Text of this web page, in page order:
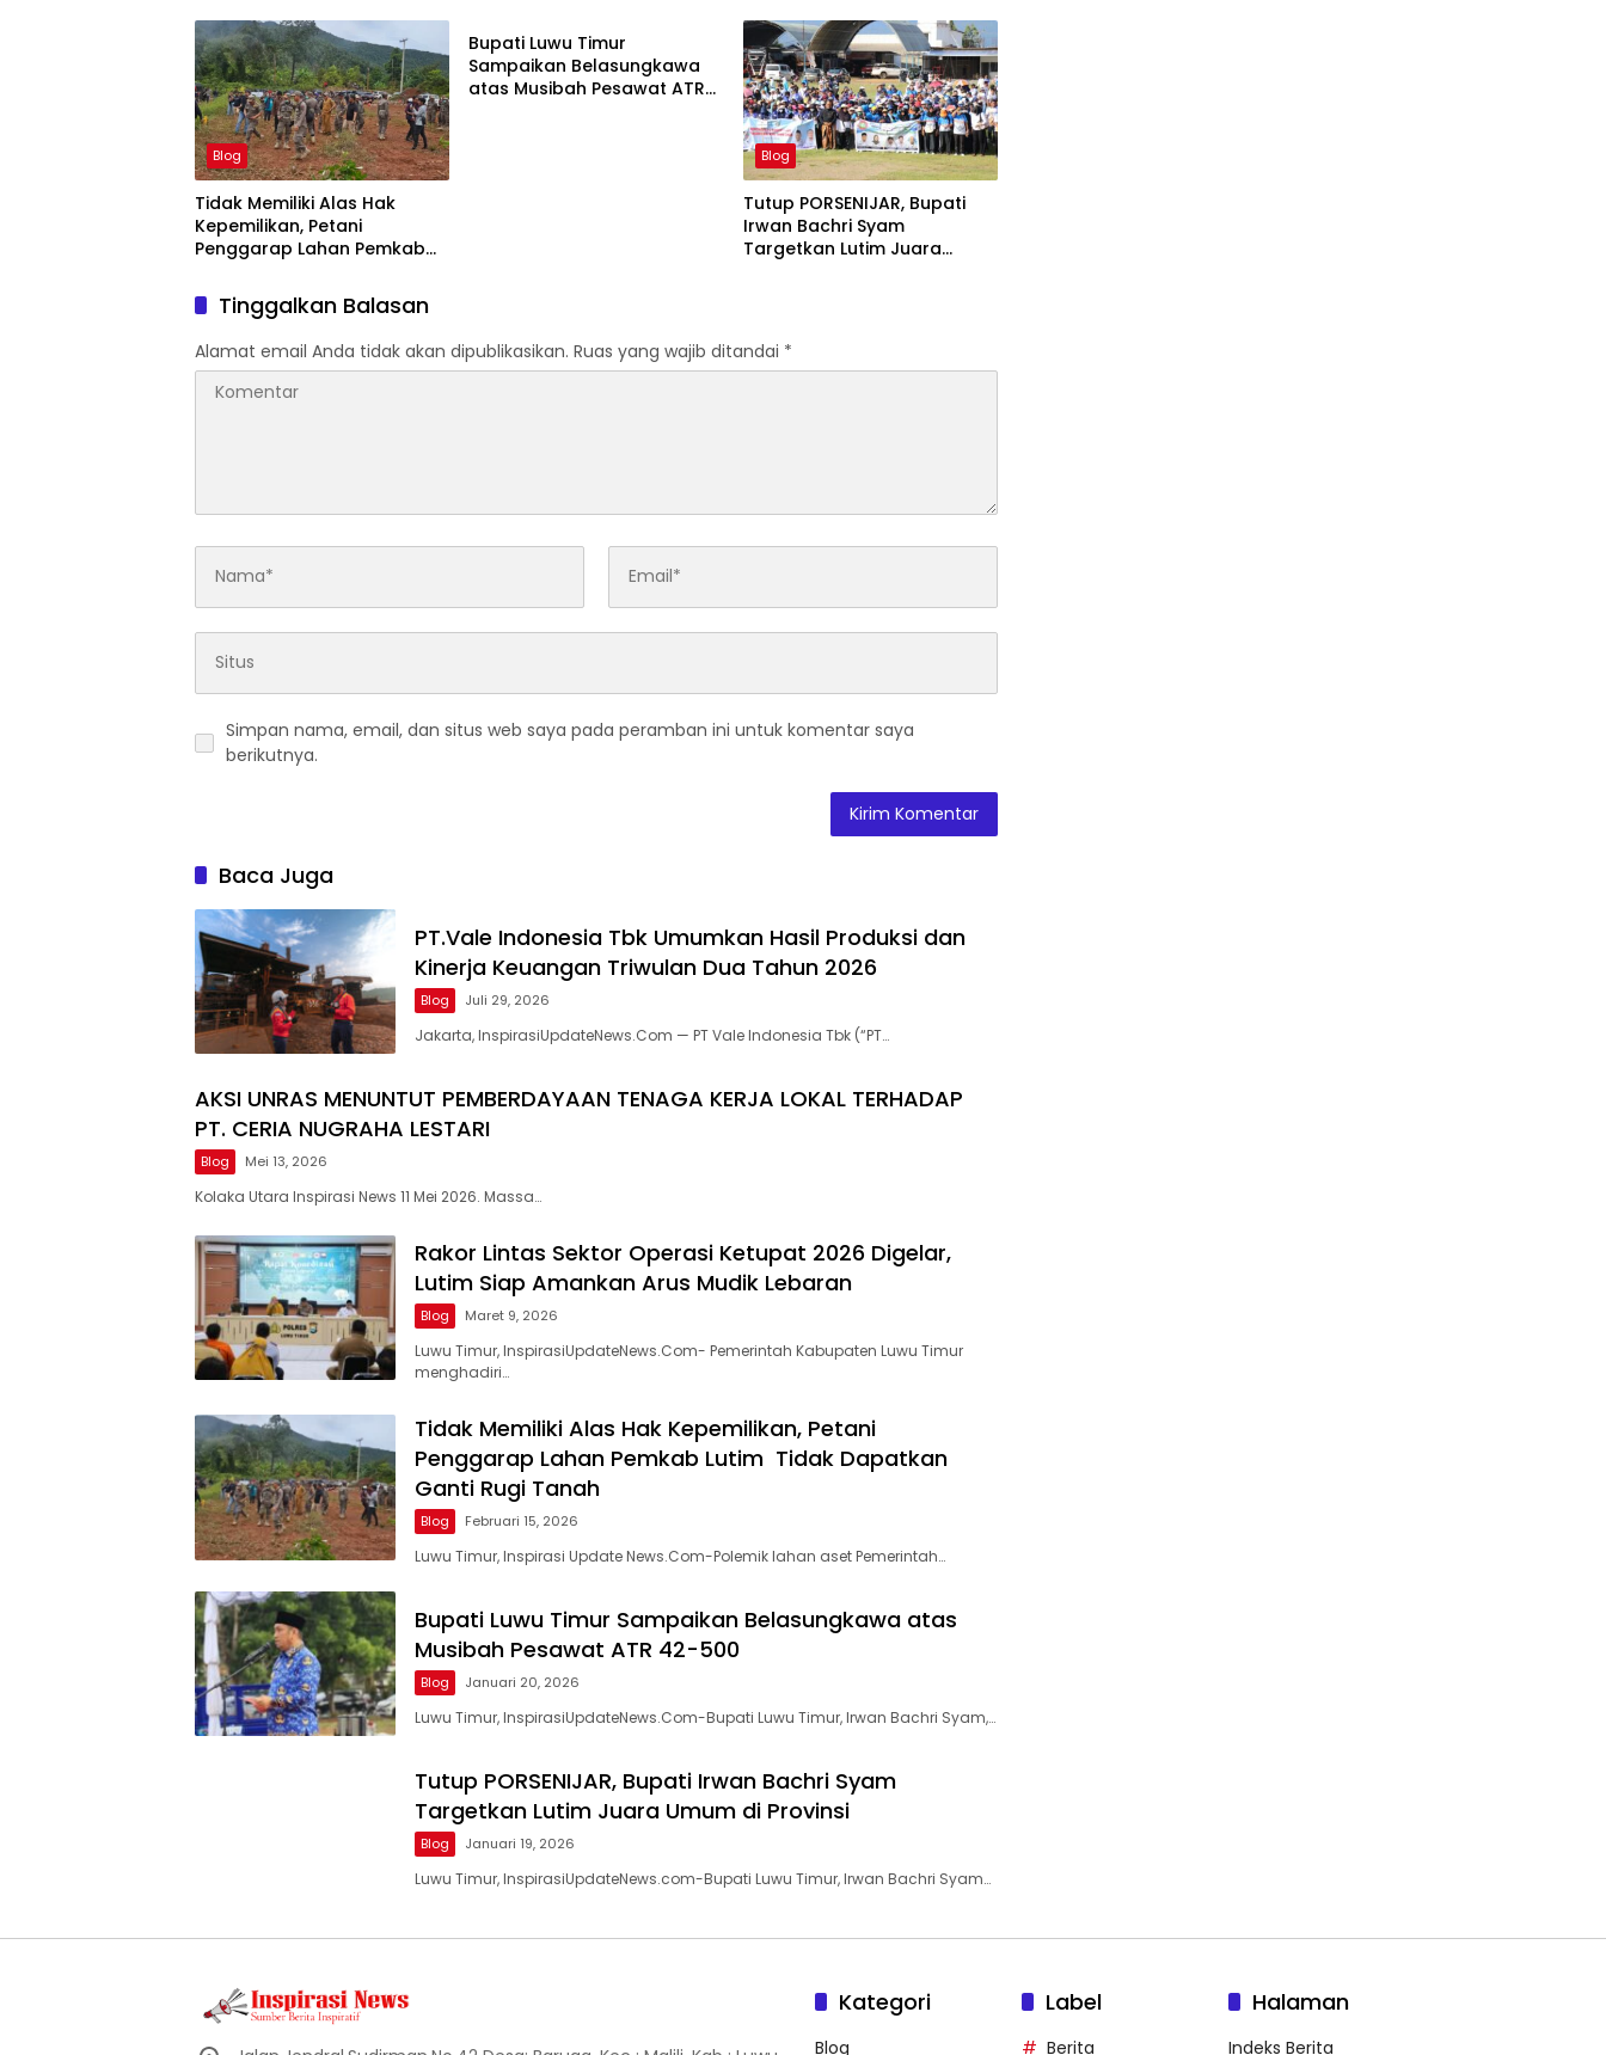
Blog
Tidak Memiliki Alas Hak
Kepemilikan, Petani
Penggarap Lahan Pemkab
Rugi Tanah
Bupati Luwu Timur
Sampaikan Belasungkawa
atas Musibah Pesawat ATR
Blog
Tutup PORSENIJAR, Bupati
Irwan Bachri Syam
Targetkan Lutim Juara
Tinggalkan Balasan
Alamat email Anda tidak akan dipublikasikan. Ruas yang wajib ditandai *
Simpan nama, email, dan situs web saya pada peramban ini untuk komentar saya
berikutnya.
Baca Juga
PT.Vale Indonesia Tbk Umumkan Hasil Produksi dan
Kinerja Keuangan Triwulan Dua Tahun 2026
Blog Juli 29, 2026
Jakarta, InspirasiUpdateNews.Com — PT Vale Indonesia Tbk (“PT…
AKSI UNRAS MENUNTUT PEMBERDAYAAN TENAGA KERJA LOKAL TERHADAP
PT. CERIA NUGRAHA LESTARI
Blog Mei 13, 2026
Kolaka Utara Inspirasi News 11 Mei 2026. Massa…
Rakor Lintas Sektor Operasi Ketupat 2026 Digelar,
Lutim Siap Amankan Arus Mudik Lebaran
Blog Maret 9, 2026
Luwu Timur, InspirasiUpdateNews.Com- Pemerintah Kabupaten Luwu Timur
menghadiri…
Tidak Memiliki Alas Hak Kepemilikan, Petani
Penggarap Lahan Pemkab Lutim Tidak Dapatkan
Ganti Rugi Tanah
Blog Februari 15, 2026
Luwu Timur, Inspirasi Update News.Com-Polemik lahan aset Pemerintah…
Bupati Luwu Timur Sampaikan Belasungkawa atas
Musibah Pesawat ATR 42-500
Blog Januari 20, 2026
Luwu Timur, InspirasiUpdateNews.Com-Bupati Luwu Timur, Irwan Bachri Syam,…
Tutup PORSENIJAR, Bupati Irwan Bachri Syam
Targetkan Lutim Juara Umum di Provinsi
Blog Januari 19, 2026
Luwu Timur, InspirasiUpdateNews.com-Bupati Luwu Timur, Irwan Bachri Syam…
Kategori
Blog
Label
Berita
Halaman
Indeks Berita